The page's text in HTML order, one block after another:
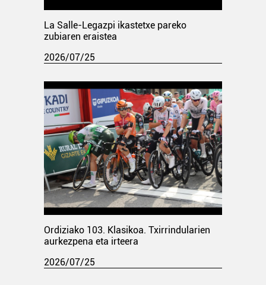
La Salle-Legazpi ikastetxe pareko
zubiaren eraistea
2026/07/25
Ordiziako 103. Klasikoa. Txirrindularien
aurkezpena eta irteera
2026/07/25